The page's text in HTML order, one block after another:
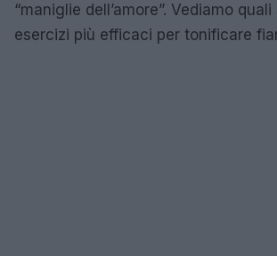
“maniglie dell’amore”. Vediamo
esercizi più efficaci per tonificare